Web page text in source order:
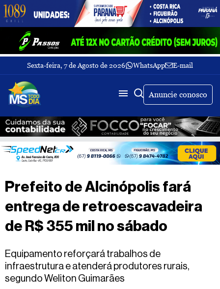
Sexta-feira, 7 de Agosto de 2026 WhatsApp E-mail
Fechar Menu
Últimas
notícias
Galeria
de
fotos
Sobre
Nós
TV
MS
dia
Fale
Anuncie conosco
Buscar
Prefeito de Alcinópolis fará
entrega de retroescavadeira
de R$ 355 mil no sábado
Equipamento reforçará trabalhos de
infraestrutura e atenderá produtores rurais,
segundo Weliton Guimarães